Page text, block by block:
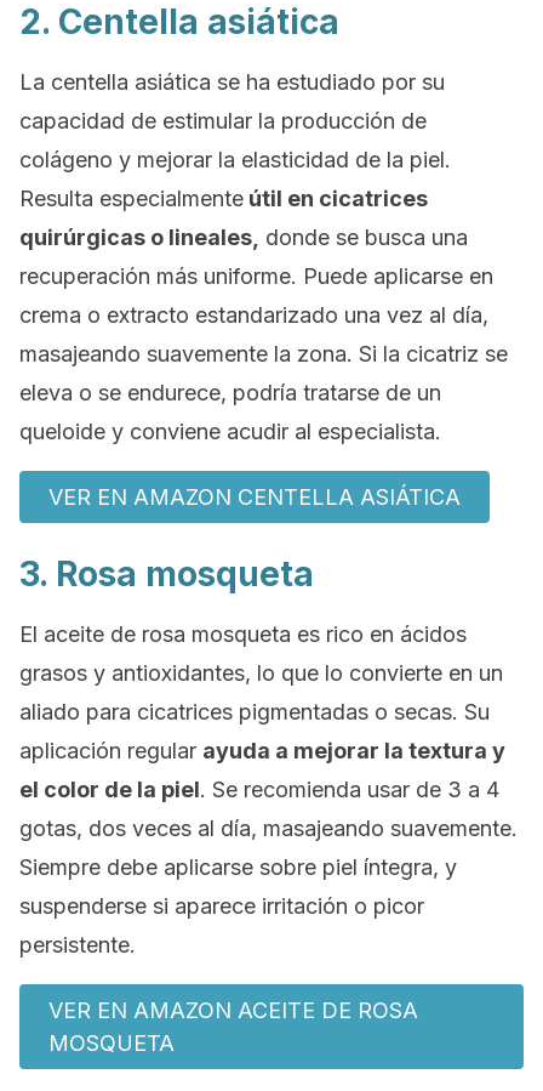
2. Centella asiática
La centella asiática se ha estudiado por su
capacidad de estimular la producción de
colágeno y mejorar la elasticidad de la piel.
Resulta especialmente útil en cicatrices
quirúrgicas o lineales, donde se busca una
recuperación más uniforme. Puede aplicarse en
crema o extracto estandarizado una vez al día,
masajeando suavemente la zona. Si la cicatriz se
eleva o se endurece, podría tratarse de un
queloide y conviene acudir al especialista.
VER EN AMAZON CENTELLA ASIÁTICA
3. Rosa mosqueta
El aceite de rosa mosqueta es rico en ácidos
grasos y antioxidantes, lo que lo convierte en un
aliado para cicatrices pigmentadas o secas. Su
aplicación regular ayuda a mejorar la textura y
el color de la piel. Se recomienda usar de 3 a 4
gotas, dos veces al día, masajeando suavemente.
Siempre debe aplicarse sobre piel íntegra, y
suspenderse si aparece irritación o picor
persistente.
VER EN AMAZON ACEITE DE ROSA
MOSQUETA